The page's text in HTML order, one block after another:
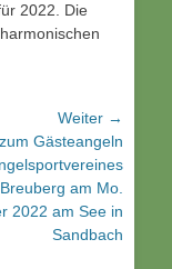
2022. Die
Weiter →
Gästeangeln
am Mo.
2022 am See in
Sandbach